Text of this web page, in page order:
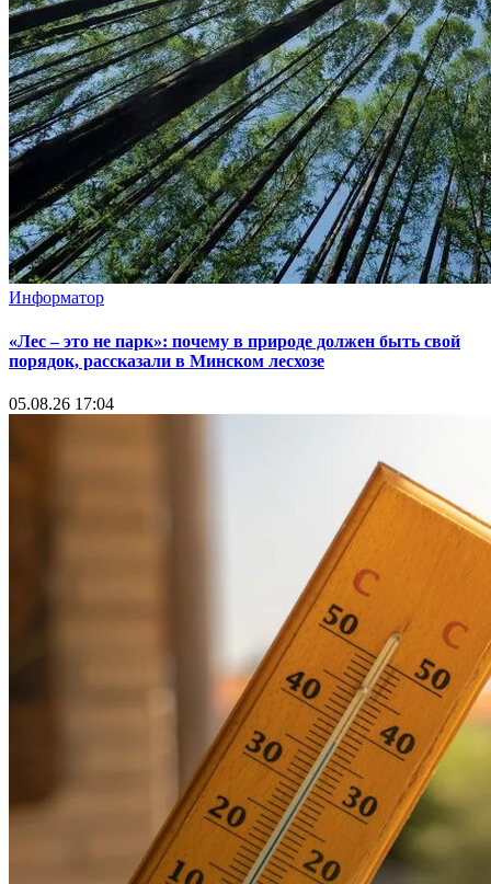
Информатор
«Лес – это не парк»: почему в природе должен быть свой
порядок, рассказали в Минском лесхозе
05.08.26 17:04